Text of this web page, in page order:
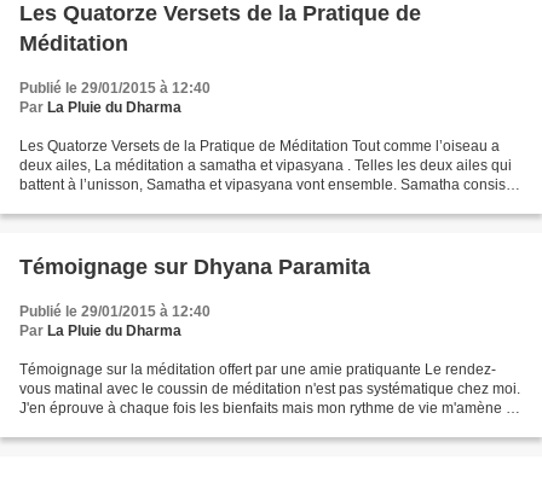
Les Quatorze Versets de la Pratique de
Méditation
Publié le 29/01/2015 à 12:40
Par La Pluie du Dharma
Les Quatorze Versets de la Pratique de Méditation Tout comme l’oiseau a
deux ailes, La méditation a samatha et vipasyana . Telles les deux ailes qui
battent à l’unisson, Samatha et vipasyana vont ensemble. Samatha consiste
Témoignage sur Dhyana Paramita
Publié le 29/01/2015 à 12:40
Par La Pluie du Dharma
Témoignage sur la méditation offert par une amie pratiquante Le rendez-
vous matinal avec le coussin de méditation n'est pas systématique chez moi.
J'en éprouve à chaque fois les bienfaits mais mon rythme de vie m'amène à